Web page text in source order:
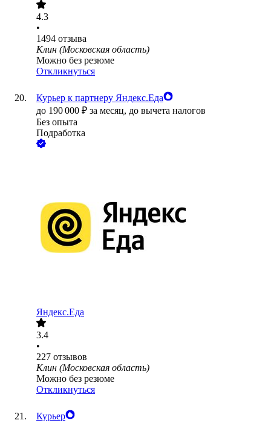
4.3
•
1494 отзыва
Клин (Московская область)
Можно без резюме
Откликнуться
Курьер к партнеру Яндекс.Еда
до 190 000 ₽ за месяц, до вычета налогов
Без опыта
Подработка
Яндекс.Еда
3.4
•
227 отзывов
Клин (Московская область)
Можно без резюме
Откликнуться
Курьер